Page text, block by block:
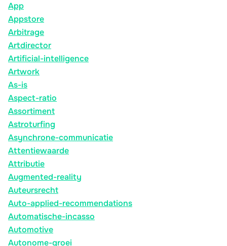
App
Appstore
Arbitrage
Artdirector
Artificial-intelligence
Artwork
As-is
Aspect-ratio
Assortiment
Astroturfing
Asynchrone-communicatie
Attentiewaarde
Attributie
Augmented-reality
Auteursrecht
Auto-applied-recommendations
Automatische-incasso
Automotive
Autonome-groei